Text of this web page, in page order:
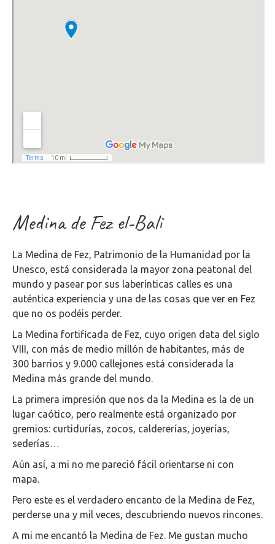
Medina de Fez el-Bali
La Medina de Fez, Patrimonio de la Humanidad por la
Unesco, está considerada la mayor zona peatonal del
mundo y pasear por sus laberínticas calles es una
auténtica experiencia y una de las cosas que ver en Fez
que no os podéis perder.
La Medina fortificada de Fez, cuyo origen data del siglo
VIII, con más de medio millón de habitantes, más de
300 barrios y 9.000 callejones está considerada la
Medina más grande del mundo.
La primera impresión que nos da la Medina es la de un
lugar caótico, pero realmente está organizado por
gremios: curtidurías, zocos, caldererías, joyerías,
sederías…
Aún así, a mi no me pareció fácil orientarse ni con
mapa.
Pero este es el verdadero encanto de la Medina de Fez,
perderse una y mil veces, descubriendo nuevos rincones.
A mi me encantó la Medina de Fez. Me gustan mucho